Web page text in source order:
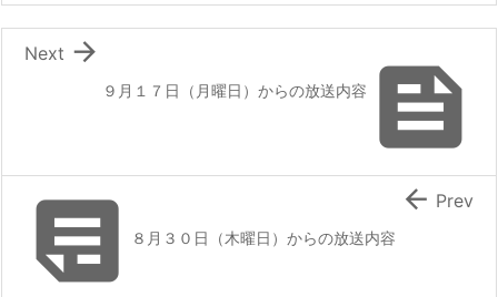

９月１７日（月曜日）からの放送内容

Next
 ８月３０日（木曜日）からの放送内容
 Prev